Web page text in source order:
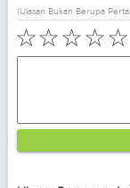
(Ulasan Bukan Berupa
☆
☆
☆
☆
☆